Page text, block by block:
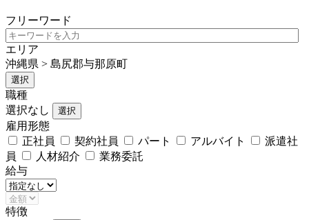
フリーワード
エリア
沖縄県 > 島尻郡与那原町
選択
職種
選択なし
選択
雇用形態
正社員
契約社員 パート アルバイト
派遣社
員
人材紹介
業務委託
給与
特徴